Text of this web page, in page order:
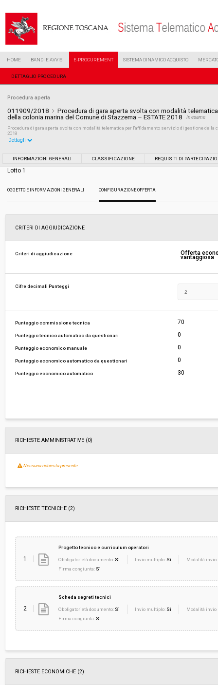
HOME BANDI E AVVISI E-PROCUREMENT SISTEMA DINAMICO ACQUISTO
DETTAGLIO PROCEDURA
Procedura aperta
011909/2018
Procedura di gara aperta svolta con modalità
della colonia marina del Comune di Stazzema – ESTATE 2018
In esame
Procedura di gara aperta svolta con modalità telematica per l'affidamento servizio di gestione della
2018
Tipo di contratto:
04/06/2018 12:47
Svolgimento:
Responsabile attuale:
COMUNE DI MASSAROSA - SERVIZIO GARE,
Dettagli
INFORMAZIONI GENERALI CLASSIFICAZIONE REQUISITI DI
Lotto 1
OGGETTO E INFORMAZIONI GENERALI CONFIGURAZIONE OFFERTA
CRITERI DI AGGIUDICAZIONE
Criteri di aggiudicazione Offerta
vantaggiosa
Cifre decimali Punteggi
Punteggio commissione tecnica 70
Punteggio tecnico automatico da questionari 0
Punteggio economico manuale 0
Punteggio economico automatico da questionari 0
Punteggio economico automatico 30
RICHIESTE AMMINISTRATIVE (0)
Nessuna richiesta presente
RICHIESTE TECNICHE (2)
1
Progetto tecnico e curriculum operatori
Obbligatorietà documento: Sì Invio multiplo: Sì
Modalità invio
Firma congiunta: Sì
2
Scheda segreti tecnici
Obbligatorietà documento: Sì Invio multiplo: Sì
Modalità invio
Firma congiunta: Sì
RICHIESTE ECONOMICHE (2)